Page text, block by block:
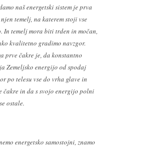
naš energetski sistem je prva
temelj, na katerem stoji vse
In temelj mora biti trden in močan,
kvalitetno gradimo navzgor.
prve čakre je, da konstantno
Zemeljsko energijo od spodaj
po telesu vse do vrha glave in
čakre in da s svojo energijo polni
ostale.
energetsko samostojni, znamo